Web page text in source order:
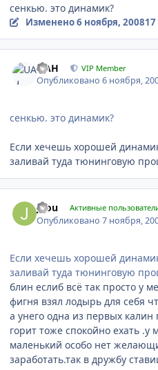
сенкью. это динамик?
Изменено6 ноября, 200817
UAH VIP Member
Опубликовано6 ноября,
сенкью. это динамик?
Если хечешь хорошей
заливай туда тюнинговую
jdou Активные
Опубликовано7 ноября,
Если хечешь хорошей
заливай туда тюнинговую
блин еслиб всё так просто у
фигня взял лодырь для себя
а унего одна из первых
горит тоже спокойно ехать .у
маленький особо нет
заработать.так в дружбу